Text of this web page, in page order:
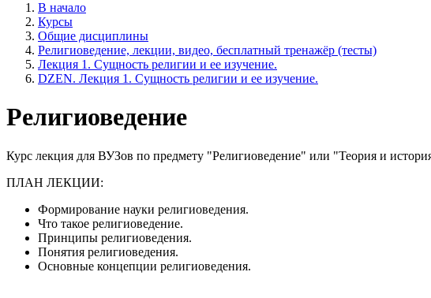
В начало
Курсы
Общие дисциплины
Религиоведение, лекции, видео, бесплатный тренажёр (тесты)
Лекция 1. Сущность религии и ее изучение.
DZEN. Лекция 1. Сущность религии и ее изучение.
Религиоведение
Курс лекция для ВУЗов по предмету "Религиоведение" или "Теория и
ПЛАН ЛЕКЦИИ:
Формирование науки религиоведения.
Что такое религиоведение.
Принципы религиоведения.
Понятия религиоведения.
Основные концепции религиоведения.